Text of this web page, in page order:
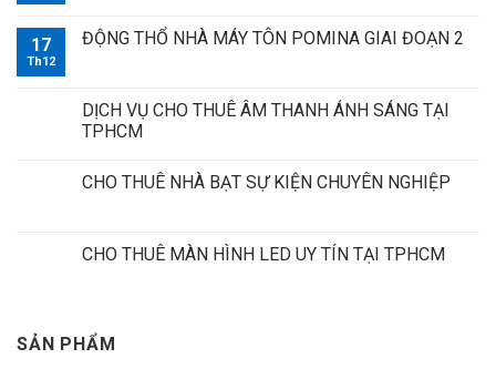
17
Th12
ĐỘNG THỔ NHÀ MÁY TÔN POMINA GIAI ĐOẠN 2
DỊCH VỤ CHO THUÊ ÂM THANH ÁNH SÁNG TẠI
TPHCM
CHO THUÊ NHÀ BẠT SỰ KIỆN CHUYÊN NGHIỆP
CHO THUÊ MÀN HÌNH LED UY TÍN TẠI TPHCM
SẢN PHẨM